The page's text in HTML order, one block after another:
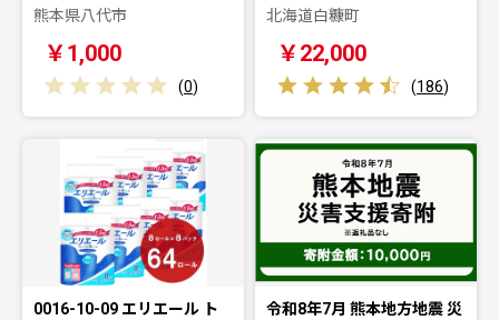
熊本県八代市
￥1,000
(0)
北海道白糠町
￥22,000
(186)
0016-10-09 エリエール ト
令和8年7月 熊本地方地震 災